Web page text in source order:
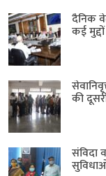
दैनिक
कई
की
संविदा